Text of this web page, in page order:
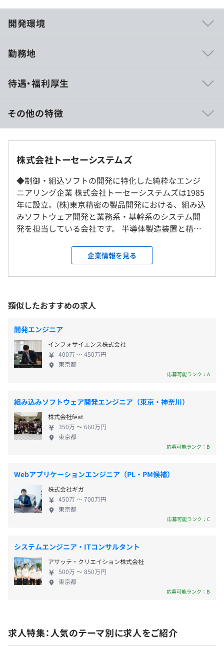
開発環境
ンジニアリング企業です。開発はすべて自社開発（グルー
活動や組織の拡大によって企業としての発展を目指すので
はなく、より高精度なソフトウェアを開発することを会社
としての使命と考えています。
そのため社内の環境づくりにおいて一番重視しているのは
「エンジニアがエンジニアらしく、安心して開発に専心で
きる風土であること」。年功序列の考え方を廃し、実力の
あるエンジニアには権限の大きなポジションを与えること
により活躍できる環境を用意しています。
エンジニアの多くは、技術に没頭し、自分の手でモノを生
ます。当社は、こうしたエンジニアの開発に対する技術者
としての情熱を大切に考え、個々人が存分にポテンシャル
を発揮できる企業でありたいと考えています。
■100種類以上の教育講座等を用意（ヒューマンスキルや
英語・実務など内容充実）
■資格取得支援制度：受講料は全額補助しており、費用面
を気にせずスキルアップに集中できます。
■情報処理技術者試験合格者やベンダー試験合格者には報
■社外研修参加も積極的におこなっています。
CPU：corei5or7、メモリ：8or16G、SSD：500G程度の
※リースアップ4年。自分のマシンはご自身で選定いた
だけます。
フォール、アジャイル、チケット駆動開発、コーディング
規約あり
勤務地
八高線「北八王子駅」より徒歩5分
待遇・福利厚生
■賃金形態：月給制
■賃金の決定方法：当社規定により決定
■月給：234,000円～
■月給内訳
・基本給：215,000円～
・その他定額手当：（住宅手当・その他手当）19,800
円～
は年収提示額を保証するものではありません）
8：30〜17：00
フレックスタイム制（コアタイム11：00～15：45）
・完全週休2日制（土・日）
・年末年始（12／29～1／4）
・ゴールデンウィーク（1日）
・有給休暇
・長期休暇制度
・慶弔休暇
・通勤交通費（全額支給）
・時間外勤務手当（全額支給）
・住宅手当
年2回（7月、12月）
その他の特徴
株式会社トーセーシステムズ
◆制御・組込ソフトの開発に特化した純粋なエンジ
ニアリング企業 株式会社トーセーシステムズは1985
年に設立。(株)東京精密の製品開発における、組み込
みソフトウェア開発と業務系・基幹系のシステム開
発を担当している会社です。 半導体製造装置と精密
誇る東京精密グループ。スマートフォンやパソコ
ン、液晶テレビなど、産業界の最新トレンドともいえ
るエレクトロニクス製品の開発に世界で大きく貢献
して、世界最先端の開発環境下でソフトウェア面を
サポートできる点が魅力です。 ◆世の中を変えてい
くモノづくりを ～技術者らしく活躍できる環境～
多くのお客様の「こういう機能が欲しい」という声
に対して、解決策の提案をおこなう技術のプロフェ
ッショナル集団です。 制御・組込ソフトの開発技術
だけでなく、半導体製造装置や精密測定機器の製
品の企画やハードウェアの設計にまで関わりなが
ら、よりよいモノづくりに挑戦できる環境です。 そ
れぞれの装置・機能のスペシャリストと一緒にスキ
ルアップを目指すことができます。 ◆離職率3％以下
／ワークライフバランス推進 従業員のワークライ
上、連続休暇制度、毎週水曜日は定時退社日、平均
残業時間は25時間程度、男女共に育児休暇の取得率
が向上などさまざまな取り組みをおこなっています。
有給取得率も70%を超えており、メリハリをつけた
働き方が可能です。 基本的に出社のため、良好な人
可能です。 世界No.1製品開発を推進している東京精
密のソフト開発の中核として課題に挑戦している当
社で、エンジニアとして思い切り活躍しませんか？
企業情報を見る
類似したおすすめの求人
開発エンジニア
インフォサイエンス株式会社
400万 〜 450万円
東京都
応募可能ランク：A
組み込みソフトウェア開発エンジニア（東京・神奈川）
株式会社feat
350万 〜 660万円
東京都
応募可能ランク：B
Webアプリケーションエンジニア（PL・PM候補）
株式会社ギガ
450万 〜 700万円
東京都
応募可能ランク：C
システムエンジニア・ITコンサルタント
アサッテ・クリエイション株式会社
500万 〜 850万円
東京都
応募可能ランク：B
求人特集：人気のテーマ別に求人をご紹介